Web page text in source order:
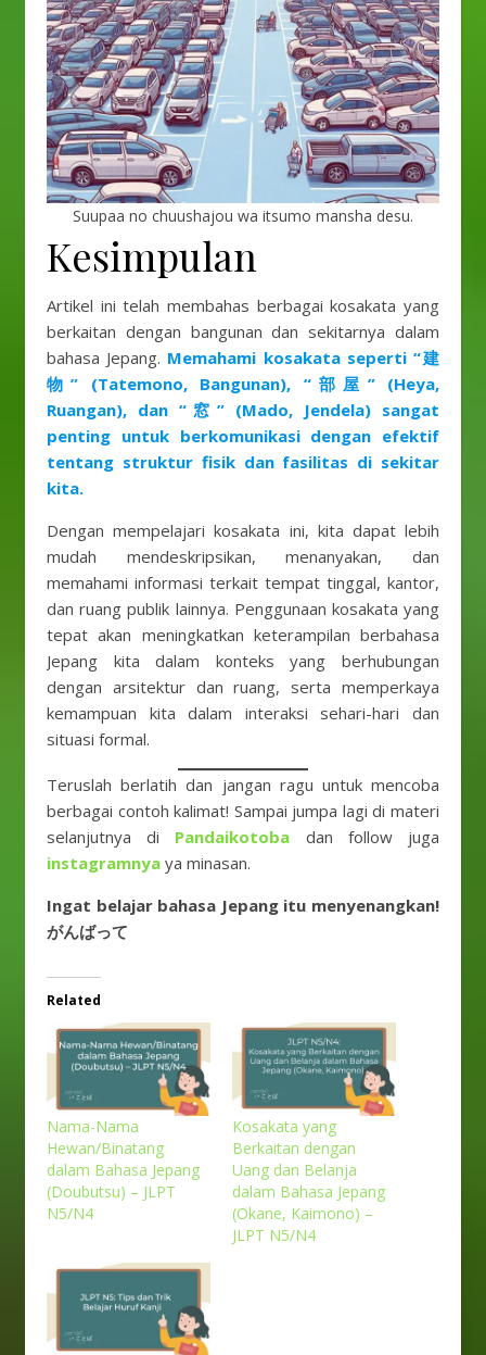
Suupaa no chuushajou wa itsumo mansha desu.
Kesimpulan
Artikel ini telah membahas berbagai kosakata yang
berkaitan dengan bangunan dan sekitarnya dalam
bahasa Jepang. Memahami kosakata seperti “建
物” (Tatemono, Bangunan), “部屋” (Heya,
Ruangan), dan “窓” (Mado, Jendela) sangat
penting untuk berkomunikasi dengan efektif
tentang struktur fisik dan fasilitas di sekitar
kita.
Dengan mempelajari kosakata ini, kita dapat lebih
mudah mendeskripsikan, menanyakan, dan
memahami informasi terkait tempat tinggal, kantor,
dan ruang publik lainnya. Penggunaan kosakata yang
tepat akan meningkatkan keterampilan berbahasa
Jepang kita dalam konteks yang berhubungan
dengan arsitektur dan ruang, serta memperkaya
kemampuan kita dalam interaksi sehari-hari dan
situasi formal.
Teruslah berlatih dan jangan ragu untuk mencoba
berbagai contoh kalimat! Sampai jumpa lagi di materi
selanjutnya di Pandaikotoba dan follow juga
instagramnya ya minasan.
Ingat belajar bahasa Jepang itu menyenangkan!
がんばって
Related
Nama-Nama
Hewan/Binatang
dalam Bahasa Jepang
(Doubutsu) – JLPT
N5/N4
Kosakata yang
Berkaitan dengan
Uang dan Belanja
dalam Bahasa Jepang
(Okane, Kaimono) –
JLPT N5/N4